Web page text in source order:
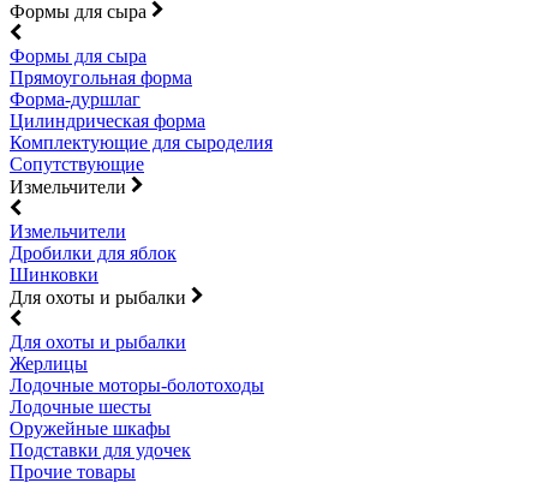
Формы для сыра
Формы для сыра
Прямоугольная форма
Форма-дуршлаг
Цилиндрическая форма
Комплектующие для сыроделия
Сопутствующие
Измельчители
Измельчители
Дробилки для яблок
Шинковки
Для охоты и рыбалки
Для охоты и рыбалки
Жерлицы
Лодочные моторы-болотоходы
Лодочные шесты
Оружейные шкафы
Подставки для удочек
Прочие товары